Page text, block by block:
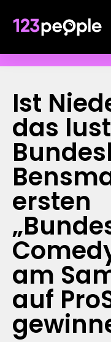
Ist
das
ersten
am
auf